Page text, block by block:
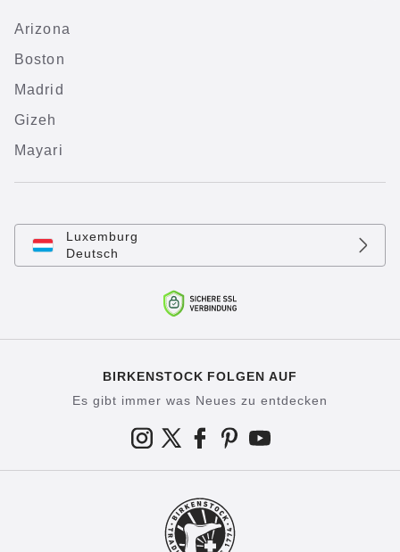
Arizona
Boston
Madrid
Gizeh
Mayari
Luxemburg
Deutsch
BIRKENSTOCK FOLGEN AUF
Es gibt immer was Neues zu entdecken